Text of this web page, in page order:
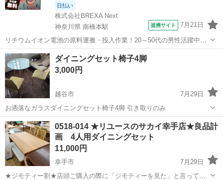
日払い
株式会社BREXA Next
神奈川県 南橋本駅
提携サイト 7月21日
リチウムイオン電池の原料運搬・投入作業！20～50代の男性活躍中★
ワンルーム寮完備！赴任旅費会社負担！年間休日130日★フォークリフ
ト免許お持ちの方、活躍中！就業先食堂利用可★《神奈川県相模原
市》 人気の工場のお仕事 ◇電...
神奈川 相模原市 南橋本駅 その他
ダイニングセット椅子4脚
3,000円
越谷市
7月29日
お洒落なガラスダイニングセット椅子4脚 引き取りのみ
埼玉 越谷市 ダイニングセット
0518-014 ★リユースのサカイ幸手店★良品計
画 4人用ダイニングセット
11,000円
幸手市
7月29日
★ジモティー割★店頭ご購入の際に「ジモティーを見た」と言ってい